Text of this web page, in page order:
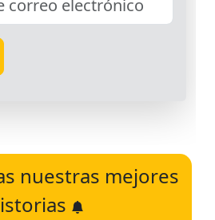
nuestras mejores